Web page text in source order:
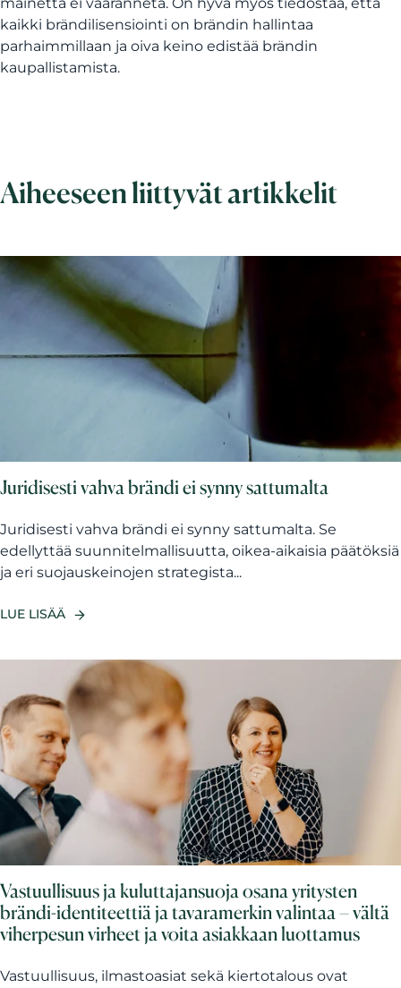
kaikki brändilisensiointi on brändin hallintaa
parhaimmillaan ja oiva keino edistää brändin
kaupallistamista.
Aiheeseen liittyvät artikkelit
Juridisesti vahva brändi ei synny sattumalta
Juridisesti vahva brändi ei synny sattumalta. Se
edellyttää suunnitelmallisuutta, oikea-aikaisia päätöksiä
ja eri suojauskeinojen strategista...
LUE LISÄÄ
Vastuullisuus ja kuluttajansuoja osana yritysten
brändi-identiteettiä ja tavaramerkin valintaa – vältä
viherpesun virheet ja voita asiakkaan luottamus
Vastuullisuus, ilmastoasiat sekä kiertotalous ovat